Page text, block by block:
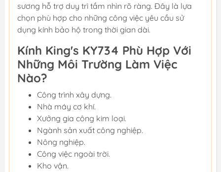
sương hỗ trợ duy trì tầm nhìn rõ ràng. Đây là lựa
chọn phù hợp cho những công việc yêu cầu sử
dụng kính bảo hộ trong thời gian dài.
Kính King's KY734 Phù Hợp Với
Những Môi Trường Làm Việc
Nào?
Công trình xây dựng.
Nhà máy cơ khí.
Xưởng gia công kim loại.
Ngành sản xuất công nghiệp.
Nông nghiệp.
Công việc ngoài trời.
Kho vận.